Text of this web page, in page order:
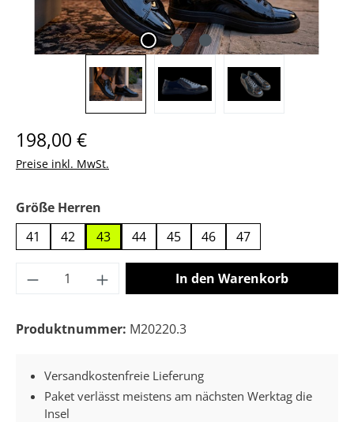
Regulärer Preis:
198,00 €
Preise inkl. MwSt.
Größe Herren
41
42 43 44 45 46 47
Produkt Anzahl: Gib den gewünschten
In den Warenkorb
Produktnummer: M20220.3
Versandkostenfreie Lieferung
Paket verlässt meistens am nächsten Werktag die
Insel